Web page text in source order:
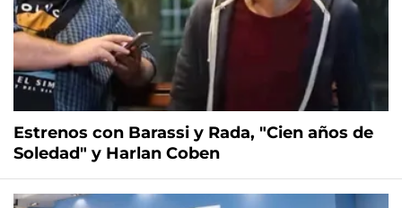
Estrenos con Barassi y Rada, "Cien años de
Soledad" y Harlan Coben